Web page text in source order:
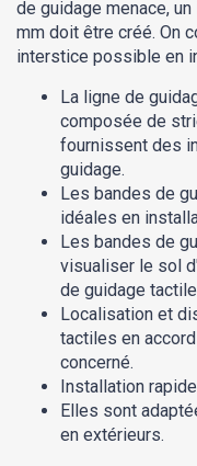
de guidage menace,
mm doit être créé. On
interstice possible en
La ligne de
composée de
fournissent des
guidage.
Les bandes de
idéales en
Les bandes de
visualiser le sol
de guidage
Localisation et
tactiles en
concerné.
Installation
Elles sont
en extérieurs.